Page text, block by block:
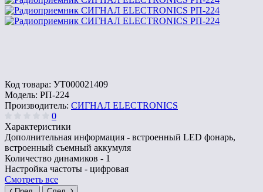
Код товара: УТ000021409
Модель: РП-224
Производитель: СИГНАЛ ELECTRONICS
0
Характеристики
Дополнительная информация - встроенный LED фонарь,
встроенный съемный аккумуля
Количество динамиков - 1
Настройка частоты - цифровая
Смотреть все